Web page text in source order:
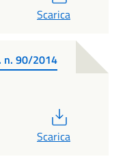
Scarica
n. 90/2014
Scarica